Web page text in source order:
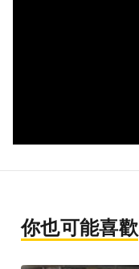
你也可能喜歡